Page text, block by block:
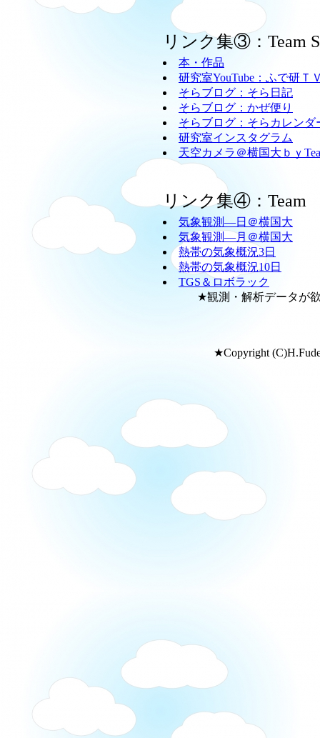
リンク集③：Team
本・作品
研究室YouTube：ふで研Ｔ
そらブログ：そら日記
そらブログ：かぜ便り
そらブログ：そらカレンダ
研究室インスタグラム
天空カメラ＠横国大ｂｙ
リンク集④：
気象観測―日＠横国大
気象観測―月＠横国大
熱帯の気象概況3日
熱帯の気象概況10日
TGS＆ロボラック
★観測・解析データが欲し
★Copyright